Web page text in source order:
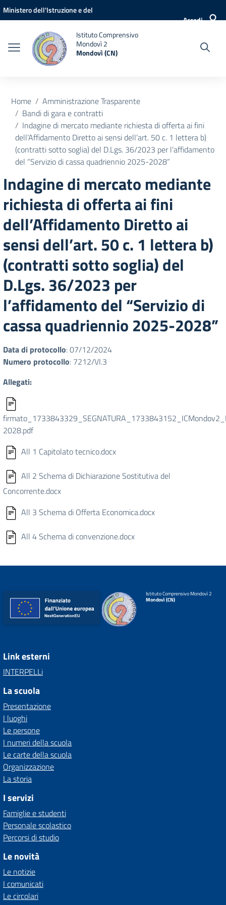
Vai ai contenuti
Vai al menu di navigazione
Vai al footer
Ministero dell'Istruzione e del
Accedi
Istituto Comprensivo
Mondovì 2
Mondovì (CN)
Home
Amministrazione Trasparente
Bandi di gara e contratti
Indagine di mercato mediante richiesta di offerta ai fini
dell’Affidamento Diretto ai sensi dell’art. 50 c. 1 lettera b)
(contratti sotto soglia) del D.Lgs. 36/2023 per l’affidamento
del “Servizio di cassa quadriennio 2025-2028”
Indagine di mercato mediante
richiesta di offerta ai fini
dell’Affidamento Diretto ai
sensi dell’art. 50 c. 1 lettera b)
(contratti sotto soglia) del
D.Lgs. 36/2023 per
l’affidamento del “Servizio di
cassa quadriennio 2025-2028”
Data di protocollo: 07/12/2024
Numero protocollo: 7212/VI.3
Allegati:
2028.pdf
All 1 Capitolato tecnico.docx
All 2 Schema di Dichiarazione Sostitutiva del
Concorrente.docx
All 3 Schema di Offerta Economica.docx
All 4 Schema di convenzione.docx
Istituto Comprensivo Mondovì 2
Mondovì (CN)
Link esterni
INTERPELLi
La scuola
Presentazione
I luoghi
Le persone
I numeri della scuola
Le carte della scuola
Organizzazione
La storia
I servizi
Famiglie e studenti
Personale scolastico
Percorsi di studio
Le novità
Le notizie
I comunicati
Le circolari